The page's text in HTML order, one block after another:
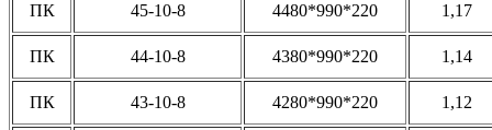
ПК 45-10-8 4480*990*220 1,17
ПК 44-10-8 4380*990*220 1,14
ПК 43-10-8 4280*990*220 1,12